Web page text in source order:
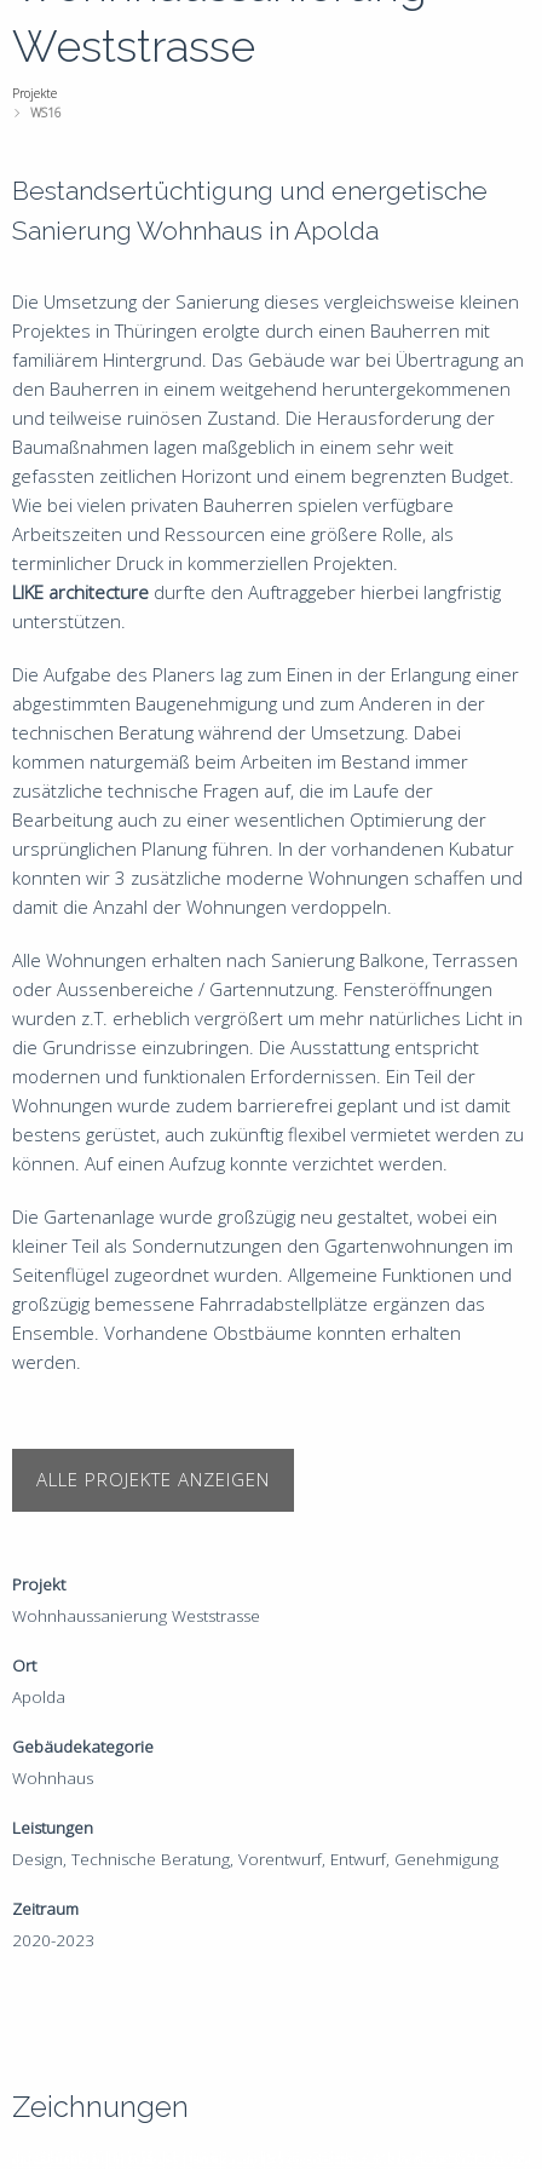
Weststrasse
Projekte
WS16
Bestandsertüchtigung und energetische
Sanierung Wohnhaus in Apolda
Die Umsetzung der Sanierung dieses vergleichsweise kleinen
Projektes in Thüringen erolgte durch einen Bauherren mit
familiärem Hintergrund. Das Gebäude war bei Übertragung an
den Bauherren in einem weitgehend heruntergekommenen
und teilweise ruinösen Zustand. Die Herausforderung der
Baumaßnahmen lagen maßgeblich in einem sehr weit
gefassten zeitlichen Horizont und einem begrenzten Budget.
Wie bei vielen privaten Bauherren spielen verfügbare
Arbeitszeiten und Ressourcen eine größere Rolle, als
terminlicher Druck in kommerziellen Projekten.
LIKE architecturedurfte den Auftraggeber hierbei langfristig
unterstützen.
Die Aufgabe des Planers lag zum Einen in der Erlangung einer
abgestimmten Baugenehmigung und zum Anderen in der
technischen Beratung während der Umsetzung. Dabei
kommen naturgemäß beim Arbeiten im Bestand immer
zusätzliche technische Fragen auf, die im Laufe der
Bearbeitung auch zu einer wesentlichen Optimierung der
ursprünglichen Planung führen. In der vorhandenen Kubatur
konnten wir 3 zusätzliche moderne Wohnungen schaffen und
damit die Anzahl der Wohnungen verdoppeln.
Alle Wohnungen erhalten nach Sanierung Balkone, Terrassen
oder Aussenbereiche / Gartennutzung. Fensteröffnungen
wurden z.T. erheblich vergrößert um mehr natürliches Licht in
die Grundrisse einzubringen. Die Ausstattung entspricht
modernen und funktionalen Erfordernissen. Ein Teil der
Wohnungen wurde zudem barrierefrei geplant und ist damit
bestens gerüstet, auch zukünftig flexibel vermietet werden zu
können. Auf einen Aufzug konnte verzichtet werden.
Die Gartenanlage wurde großzügig neu gestaltet, wobei ein
kleiner Teil als Sondernutzungen den Ggartenwohnungen im
Seitenflügel zugeordnet wurden. Allgemeine Funktionen und
großzügig bemessene Fahrradabstellplätze ergänzen das
Ensemble. Vorhandene Obstbäume konnten erhalten
werden.
ALLE PROJEKTE ANZEIGEN
Projekt
Wohnhaussanierung Weststrasse
Ort
Apolda
Gebäudekategorie
Wohnhaus
Leistungen
Design, Technische Beratung, Vorentwurf, Entwurf, Genehmigung
Zeitraum
2020-2023
Zeichnungen